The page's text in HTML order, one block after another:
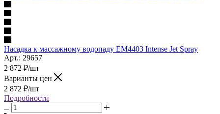
Насадка к массажному водопаду EM4403 Intense Jet Spray
Арт.: 29657
2 872 ₽/шт
Варианты цен
2 872 ₽/шт
Подробности